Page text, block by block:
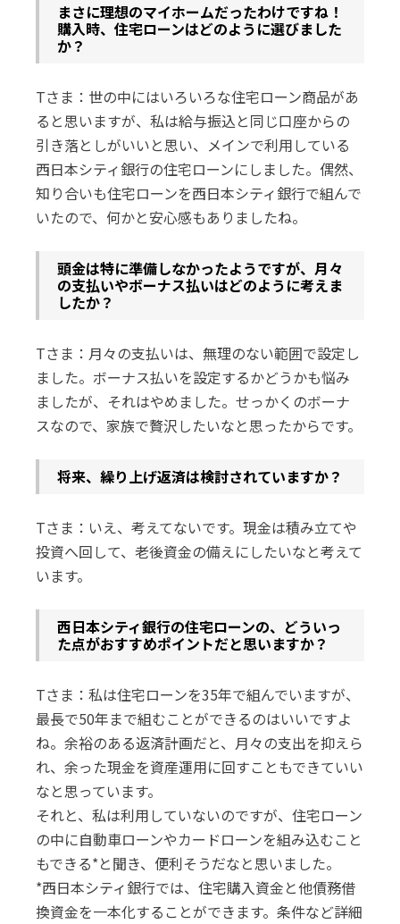
――まさに理想のマイホームだったわけですね！
購入時、住宅ローンはどのように選びました
か？
Tさま：世の中にはいろいろな住宅ローン商品があ
ると思いますが、私は給与振込と同じ口座からの
引き落としがいいと思い、メインで利用している
西日本シティ銀行の住宅ローンにしました。偶然、
知り合いも住宅ローンを西日本シティ銀行で組んで
いたので、何かと安心感もありましたね。
――頭金は特に準備しなかったようですが、月々
の支払いやボーナス払いはどのように考えま
したか？
Tさま：月々の支払いは、無理のない範囲で設定し
ました。ボーナス払いを設定するかどうかも悩み
ましたが、それはやめました。せっかくのボーナ
スなので、家族で贅沢したいなと思ったからです。
――将来、繰り上げ返済は検討されていますか？
Tさま：いえ、考えてないです。現金は積み立てや
投資へ回して、老後資金の備えにしたいなと考えて
います。
――西日本シティ銀行の住宅ローンの、どういっ
た点がおすすめポイントだと思いますか？
Tさま：私は住宅ローンを35年で組んでいますが、
最長で50年まで組むことができるのはいいですよ
ね。余裕のある返済計画だと、月々の支出を抑えら
れ、余った現金を資産運用に回すこともできていい
なと思っています。
それと、私は利用していないのですが、住宅ローン
の中に自動車ローンやカードローンを組み込むこと
もできる*と聞き、便利そうだなと思いました。
*西日本シティ銀行では、住宅購入資金と他債務借
換資金を一本化することができます。条件など詳細